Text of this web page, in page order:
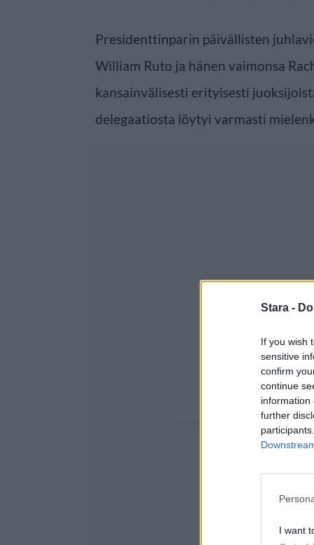
Stara -
If you wish
sensitive
confirm
continue
information
further
I want
Presidenttinparin päivällisten
William Ruto ja hänen vaimonsa
kansainvälisesti erityisesti
delegaatiosta löytyi varmasti